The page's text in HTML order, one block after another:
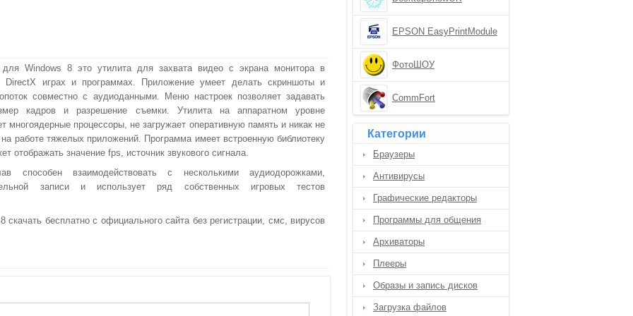
для Windows 8 это утилита для захвата видео с экрана монитора в
DirectX играх и программах. Приложение умеет делать скриншоты и
совместно с аудиоданными. Меню настроек позволяет задавать
кадров и разрешение съемки. Утилита на аппаратном уровне
многоядерные процессоры, не загружает оперативную память и никак не
на работе тяжелых приложений. Программа имеет встроенную библиотеку
отображать значение fps, источник звукового сигнала.
способен взаимодействовать с несколькими аудиодорожками,
записи и использует ряд собственных игровых тестов
бесплатно с официального сайта без регистрации, смс, вирусов
EPSON EasyPrintModule
ФотоШОУ
CommFort
Категории
Браузеры
Антивирусы
Графические редакторы
Программы для общения
Архиваторы
Плееры
Образы и запись дисков
Загрузка файлов